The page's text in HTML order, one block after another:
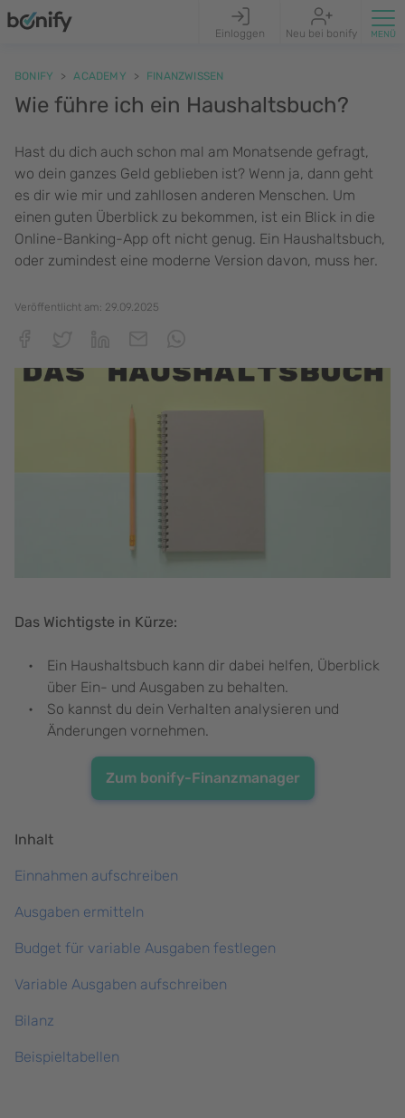
Einloggen Neu bei bonify
BONIFY ACADEMY FINANZWISSEN
Wie führe ich ein Haushaltsbuch?
Hast du dich auch schon mal am Monatsende gefragt,
wo dein ganzes Geld geblieben ist? Wenn ja, dann geht
es dir wie mir und zahllosen anderen Menschen. Um
einen guten Überblick zu bekommen, ist ein Blick in die
Online-Banking-App oft nicht genug. Ein Haushaltsbuch,
oder zumindest eine moderne Version davon, muss her.
Veröffentlicht am: 29.09.2025
Das Wichtigste in Kürze:
Ein Haushaltsbuch kann dir dabei helfen, Überblick
über Ein- und Ausgaben zu behalten.
So kannst du dein Verhalten analysieren und
Änderungen vornehmen.
Zum bonify-Finanzmanager
Inhalt
Einnahmen aufschreiben
Ausgaben ermitteln
Budget für variable Ausgaben festlegen
Variable Ausgaben aufschreiben
Bilanz
Beispieltabellen